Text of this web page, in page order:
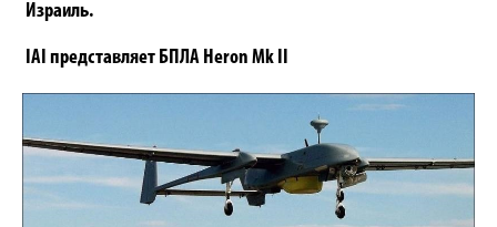
Израиль.
IAI представляет БПЛА Heron Mk II